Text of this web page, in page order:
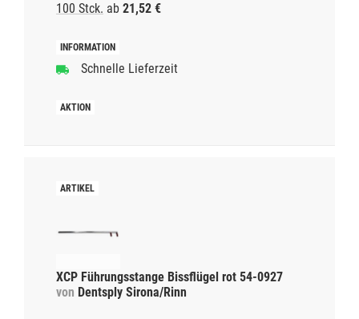
100 Stck. ab 21,52 €
Schnelle Lieferzeit
XCP Führungsstange Bissflügel rot 54-0927
von Dentsply Sirona/Rinn